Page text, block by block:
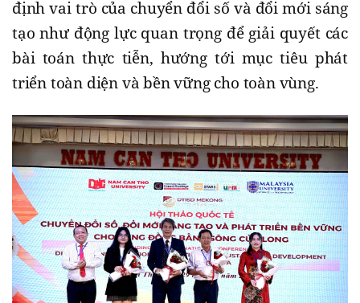
định vai trò của chuyển đổi số và đổi mới sáng
tạo như động lực quan trọng để giải quyết các
bài toán thực tiễn, hướng tới mục tiêu phát
triển toàn diện và bền vững cho toàn vùng.